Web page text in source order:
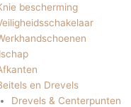
bescherming
en Drevels
Drevels & Centerpunten